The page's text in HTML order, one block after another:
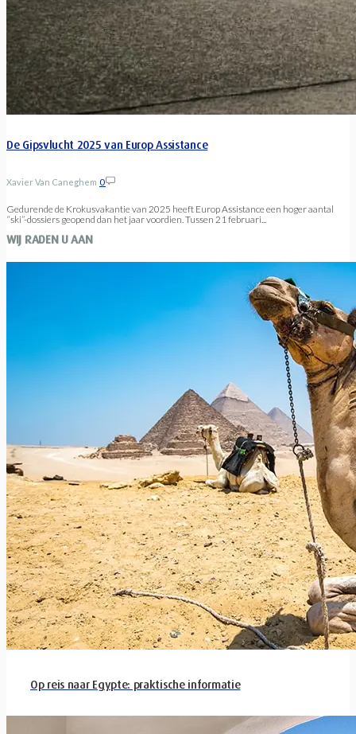
De Gipsvlucht 2025 van Europ Assistance
Xavier Van Caneghem 0
Gedurende de Krokusvakantie van 2025 heeft Europ Assistance een hoger aantal
“ski”-dossiers geopend dan het jaar voordien. Tussen 21 februari...
WIJ RADEN U AAN
Op reis naar Egypte: praktische informatie